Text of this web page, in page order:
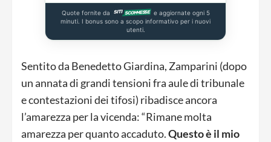
Quote fornite da
e aggiornate ogni 5
minuti. I bonus sono a scopo informativo per i nuovi
utenti.
Sentito da Benedetto Giardina, Zamparini (dopo
un annata di grandi tensioni fra aule di tribunale
e contestazioni dei tifosi) ribadisce ancora
l’amarezza per la vicenda: “Rimane molta
amarezza per quanto accaduto.Questo è il mio